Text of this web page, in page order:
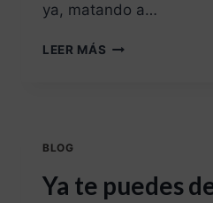
ya, matando a…
LEER MÁS
BLOG
Ya te puedes